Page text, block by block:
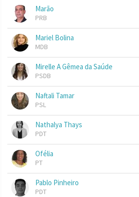
Marão
PRB
Mariel Bolina
MDB
Mirelle A Gêmea da Saúde
PSDB
Naftali Tamar
PSL
Nathalya Thays
PDT
Ofélia
PT
Pablo Pinheiro
PDT